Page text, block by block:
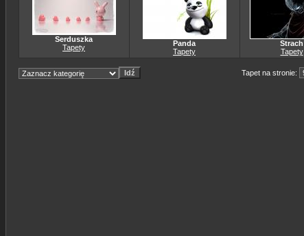
Serduszka
Tapety
Panda
Tapety
Strach
Tapety
Tapet na stronie: